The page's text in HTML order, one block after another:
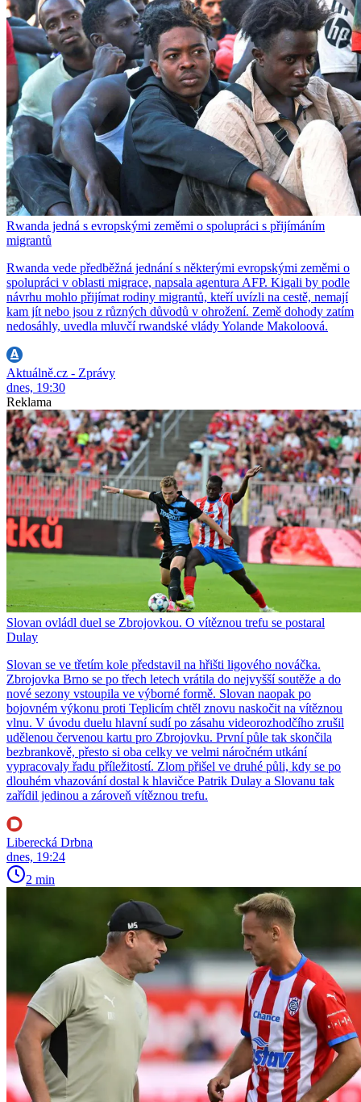
Rwanda jedná s evropskými zeměmi o spolupráci s přijímáním
migrantů
Rwanda vede předběžná jednání s některými evropskými zeměmi o
spolupráci v oblasti migrace, napsala agentura AFP. Kigali by podle
návrhu mohlo přijímat rodiny migrantů, kteří uvízli na cestě, nemají
kam jít nebo jsou z různých důvodů v ohrožení. Země dohody zatím
nedosáhly, uvedla mluvčí rwandské vlády Yolande Makoloová.
Aktuálně.cz - Zprávy
dnes, 19:30
Reklama
Slovan ovládl duel se Zbrojovkou. O vítěznou trefu se postaral
Dulay
Slovan se ve třetím kole představil na hřišti ligového nováčka.
Zbrojovka Brno se po třech letech vrátila do nejvyšší soutěže a do
nové sezony vstoupila ve výborné formě. Slovan naopak po
bojovném výkonu proti Teplicím chtěl znovu naskočit na vítěznou
vlnu. V úvodu duelu hlavní sudí po zásahu videorozhodčího zrušil
udělenou červenou kartu pro Zbrojovku. První půle tak skončila
bezbrankově, přesto si oba celky ve velmi náročném utkání
vypracovaly řadu příležitostí. Zlom přišel ve druhé půli, kdy se po
dlouhém vhazování dostal k hlavičce Patrik Dulay a Slovanu tak
zařídil jedinou a zároveň vítěznou trefu.
Liberecká Drbna
dnes, 19:24
2 min